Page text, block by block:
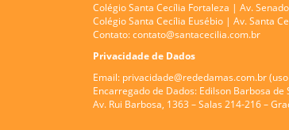
Colégio Santa Cecília Fortaleza | Av.
Colégio Santa Cecília Eusébio | Av. Santa
Contato:contato@santacecilia.com.br
Privacidade de Dados
Email: privacidade@rededamas.com.br
Encarregado de Dados: Edilson Barbosa de
Av. Rui Barbosa, 1363 – Salas 214-216 –